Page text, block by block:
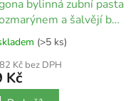
bylinná zubní pasta
a šalvějí bez
- 75 ml
(>5 ks)
Kč bez DPH
Kč